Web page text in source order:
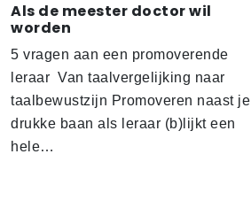
Als de meester doctor wil
worden
5 vragen aan een promoverende
leraar Van taalvergelijking naar
taalbewustzijn Promoveren naast je
drukke baan als leraar (b)lijkt een
hele…